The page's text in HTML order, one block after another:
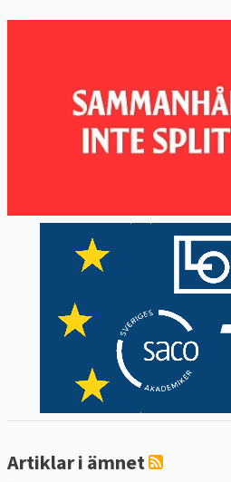
Ministerrådets
var sjätte månad och
minister vars land för
gentemot EU:s andra
exempelvis i förhandlingar
parlamentet.
Sverige var
2001,
aktuellt ordförandeland i
EU-länderna och
mesta
Mellan 2014 och  2023
lagar. EU-ländernas
Artiklar i ämnet